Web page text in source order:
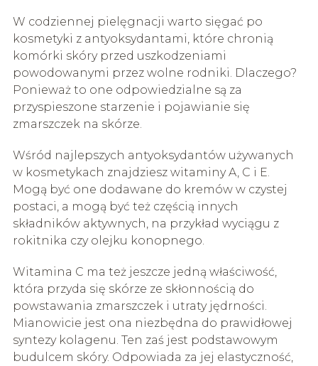
W codziennej pielęgnacji warto sięgać po
kosmetyki z antyoksydantami, które chronią
komórki skóry przed uszkodzeniami
powodowanymi przez wolne rodniki. Dlaczego?
Ponieważ to one odpowiedzialne są za
przyspieszone starzenie i pojawianie się
zmarszczek na skórze.
Wśród najlepszych antyoksydantów używanych
w kosmetykach znajdziesz witaminy A, C i E.
Mogą być one dodawane do kremów w czystej
postaci, a mogą być też częścią innych
składników aktywnych, na przykład wyciągu z
rokitnika czy olejku konopnego.
Witamina C ma też jeszcze jedną właściwość,
która przyda się skórze ze skłonnością do
powstawania zmarszczek i utraty jędrności.
Mianowicie jest ona niezbędna do prawidłowej
syntezy kolagenu. Ten zaś jest podstawowym
budulcem skóry. Odpowiada za jej elastyczność,